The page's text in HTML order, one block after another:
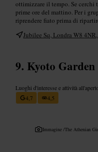
ottimizzare il tempo. Se
prime ore del mattino. Per i
riprendere fiato prima di
Jubilee Sq, Londra W8
Kyoto Garden
Luoghi d'interesse e attività
4,7
4,5
Immagine /The Athenian